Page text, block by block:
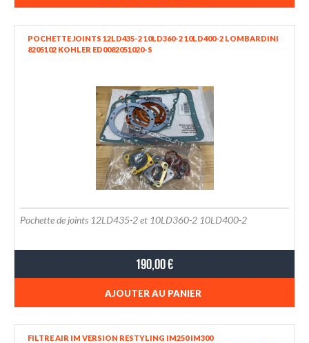
POCHETTE JOINTS 12LD435-2 10LD360-2 10LD400-2 LOMBARDINI
8205102 KOHLER ED0082051020-S
Pochette de joints 12LD435-2 et 10LD360-2 10LD400-2
190,00 €
AJOUTER AU PANIER
FILTRE AIR IM VERSION RESTYLING IM250 IM300